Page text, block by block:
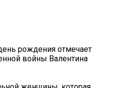
рождения отмечает
войны Валентина